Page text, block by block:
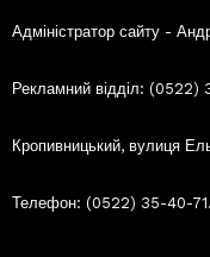
Адміністратор сайту -
Рекламний відділ:
Кропивницький, вулиця
Телефон: (0522) 35-40-